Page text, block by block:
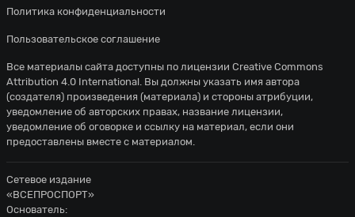
Политика конфиденциальности
Пользовательское соглашение
Все материалы сайта доступны по лицензии Creative Commons
Attribution 4.0 International. Вы должны указать имя автора
(создателя) произведения (материала) и стороны атрибуции,
уведомление об авторских правах, название лицензии,
уведомление об оговорке и ссылку на материал, если они
предоставлены вместе с материалом.
Сетевое издание
«ВСЕПРОСПОРТ»
Основатель: